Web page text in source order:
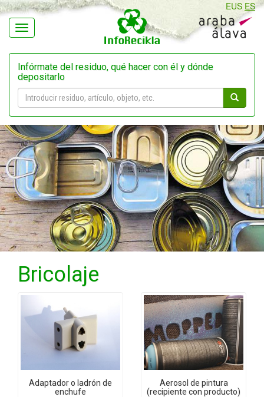
Navegación
EUS ES
Infórmate del residuo, qué hacer con él y dónde
depositarlo
Bricolaje
Adaptador o ladrón de
enchufe
Aerosol de pintura
(recipiente con producto)